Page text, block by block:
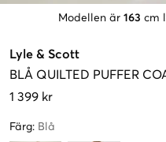
Modellen är 163 cm
Lyle & Scott
BLÅ QUILTED PUFFER
1 399 kr
Färg: Blå